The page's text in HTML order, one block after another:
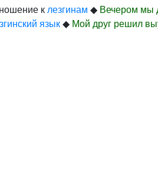
клезгинам ◆ Вечером мы
язык◆ Мой друг решил